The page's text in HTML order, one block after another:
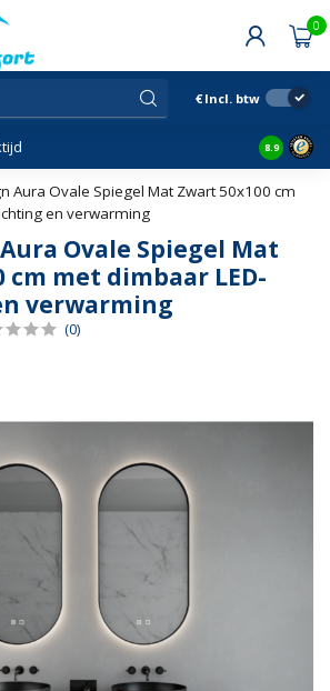
0
€ Incl. btw
Snelle
8.9
Aura Ovale Spiegel Mat Zwart 50x100 cm
en verwarming
Ovale Spiegel Mat
cm met dimbaar LED-
verwarming
(0)